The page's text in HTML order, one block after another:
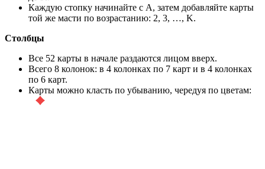
Каждую стопку начинайте с A, затем добавляйте карты
той же масти по возрастанию: 2, 3, …, K.
Столбцы
Все 52 карты в начале раздаются лицом вверх.
Всего 8 колонок: в 4 колонках по 7 карт и в 4 колонках
по 6 карт.
Карты можно класть по убыванию, чередуя по цветам: